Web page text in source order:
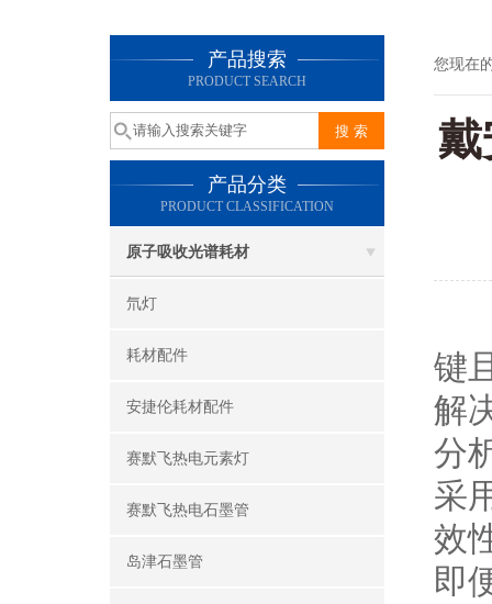
产品搜索
PRODUCT SEARCH
产品分类
PRODUCT CLASSIFICATION
原子吸收光谱耗材
氘灯
耗材配件
安捷伦耗材配件
赛默飞热电元素灯
赛默飞热电石墨管
岛津石墨管
您现在
戴
键
解
分
采
效
即